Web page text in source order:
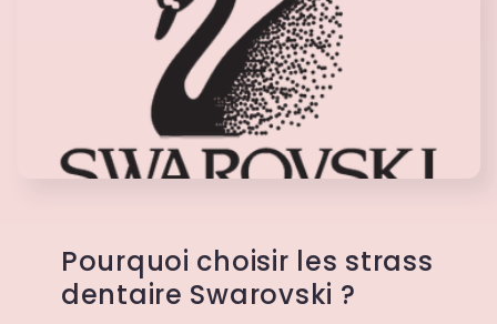
Pourquoi choisir les strass
dentaire Swarovski ?